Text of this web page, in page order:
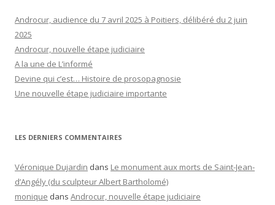
Androcur, audience du 7 avril 2025 à Poitiers, délibéré du 2 juin
2025
Androcur, nouvelle étape judiciaire
A la une de L’informé
Devine qui c’est… Histoire de prosopagnosie
Une nouvelle étape judiciaire importante
LES DERNIERS COMMENTAIRES
Véronique Dujardin dans Le monument aux morts de Saint-Jean-
d’Angély (du sculpteur Albert Bartholomé)
monique dans Androcur, nouvelle étape judiciaire